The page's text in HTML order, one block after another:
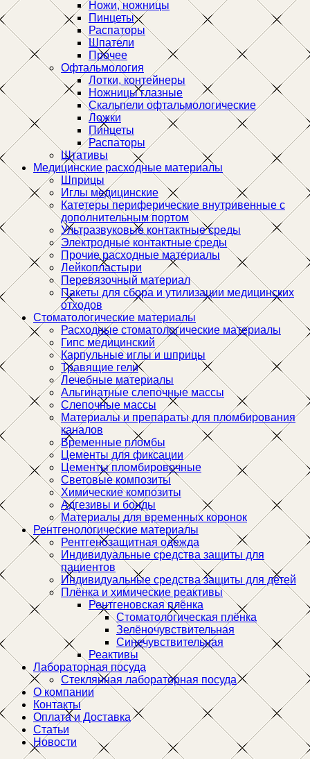
Ножи, ножницы
Пинцеты
Распаторы
Шпатели
Прочее
Офтальмология
Лотки, контейнеры
Ножницы глазные
Скальпели офтальмологические
Ложки
Пинцеты
Распаторы
Штативы
Медицинские расходные материалы
Шприцы
Иглы медицинские
Катетеры периферические внутривенные с
дополнительным портом
Ультразвуковые контактные среды
Электродные контактные среды
Прочие расходные материалы
Лейкопластыри
Перевязочный материал
Пакеты для сбора и утилизации медицинских
отходов
Стоматологические материалы
Расходные стоматологические материалы
Гипс медицинский
Карпульные иглы и шприцы
Травящие гели
Лечебные материалы
Альгинатные слепочные массы
Слепочные массы
Материалы и препараты для пломбирования
каналов
Временные пломбы
Цементы для фиксации
Цементы пломбировочные
Световые композиты
Химические композиты
Адгезивы и бонды
Материалы для временных коронок
Рентгенологические материалы
Рентгенозащитная одежда
Индивидуальные средства защиты для
пациентов
Индивидуальные средства защиты для детей
Плёнка и химические реактивы
Рентгеновская плёнка
Стоматологическая плёнка
Зелёночувствительная
Синечувствительная
Реактивы
Лабораторная посуда
Стеклянная лабораторная посуда
О компании
Контакты
Оплата и Доставка
Статьи
Новости